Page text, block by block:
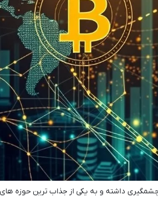
داشته و به یکی از جذاب ترین حوزه های